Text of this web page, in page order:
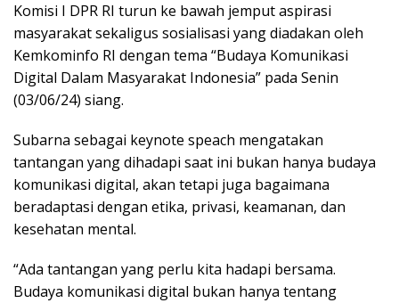
Komisi I DPR RI turun ke bawah jemput aspirasi
masyarakat sekaligus sosialisasi yang diadakan oleh
Kemkominfo RI dengan tema “Budaya Komunikasi
Digital Dalam Masyarakat Indonesia” pada Senin
(03/06/24) siang.
Subarna sebagai keynote speach mengatakan
tantangan yang dihadapi saat ini bukan hanya budaya
komunikasi digital, akan tetapi juga bagaimana
beradaptasi dengan etika, privasi, keamanan, dan
kesehatan mental.
“Ada tantangan yang perlu kita hadapi bersama.
Budaya komunikasi digital bukan hanya tentang